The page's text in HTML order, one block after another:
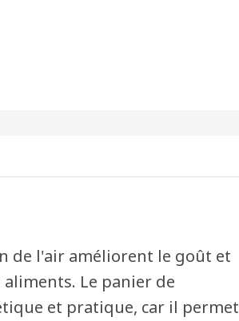
de l'air améliorent le goût et
Le panier de
et pratique, car il permet